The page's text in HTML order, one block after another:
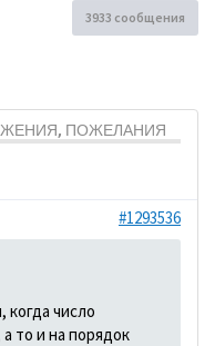
3933 сообщения
ПОЖЕЛАНИЯ
#1293536
когда число
то и на порядок